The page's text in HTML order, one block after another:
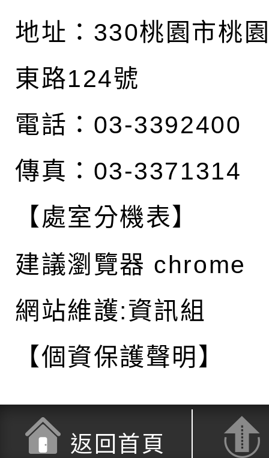
地址： 330桃園市桃
東路124號
電話：03-3392400
傳真：03-3371314
【處室分機表】
建議瀏覽器 chrome
網站維護:資訊組
【個資保護聲明】
返回首頁